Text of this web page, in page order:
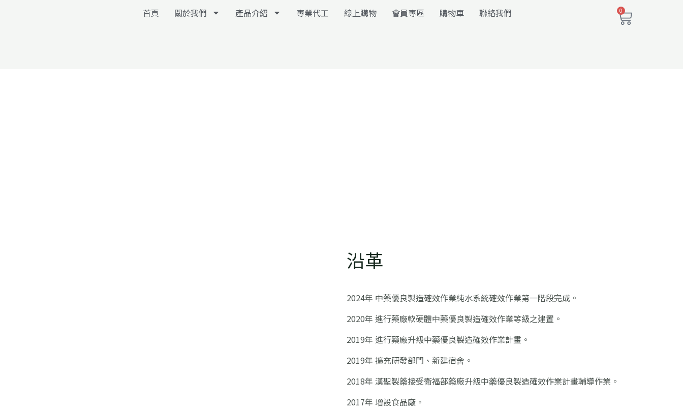
首頁 關於我們 產品介紹 專業代工 線上購物 會員專區 購物車 聯絡我們 0
購
物
沿革
2024年 中藥優良製造確效作業純水系統確效作業第一階段完成。
2020年 進行藥廠軟硬體中藥優良製造確效作業等級之建置。
2019年 進行藥廠升級中藥優良製造確效作業計畫。
2019年 擴充研發部門、新建宿舍。
2018年 漢聖製藥接受衛福部藥廠升級中藥優良製造確效作業計畫輔導作業。
2017年 增設食品廠。